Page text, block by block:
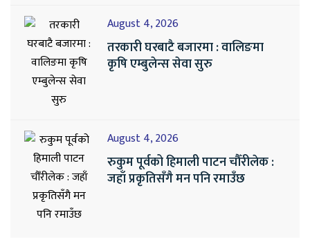
August 4, 2026
तरकारी घरबाटै बजारमा : वालिङमा
कृषि एम्बुलेन्स सेवा सुरु
August 4, 2026
रुकुम पूर्वको हिमाली पाटन चौँरीलेक :
जहाँ प्रकृतिसँगै मन पनि रमाउँछ